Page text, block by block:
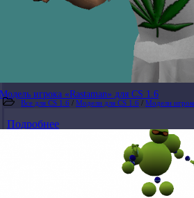
Модель игрока «Rastaman» для CS 1.6
Все для CS 1.6 / Модели для CS 1.6 / Модели
Подробнее